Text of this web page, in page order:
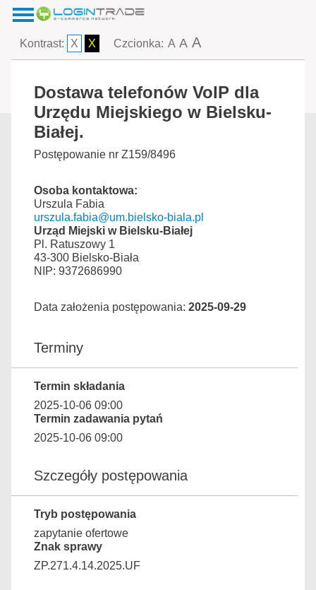
Kontrast: X X Czcionka: A A A
Dostawa telefonów VoIP dla
Urzędu Miejskiego w Bielsku-
Białej.
Postępowanie nr Z159/8496
Osoba kontaktowa:
Urszula Fabia
urszula.fabia@um.bielsko-biala.pl
Urząd Miejski w Bielsku-Białej
Pl. Ratuszowy 1
43-300 Bielsko-Biała
NIP: 9372686990
Data założenia postępowania: 2025-09-29
Terminy
Termin składania
2025-10-06 09:00
Termin zadawania pytań
2025-10-06 09:00
Szczegóły postępowania
Tryb postępowania
zapytanie ofertowe
Znak sprawy
ZP.271.4.14.2025.UF